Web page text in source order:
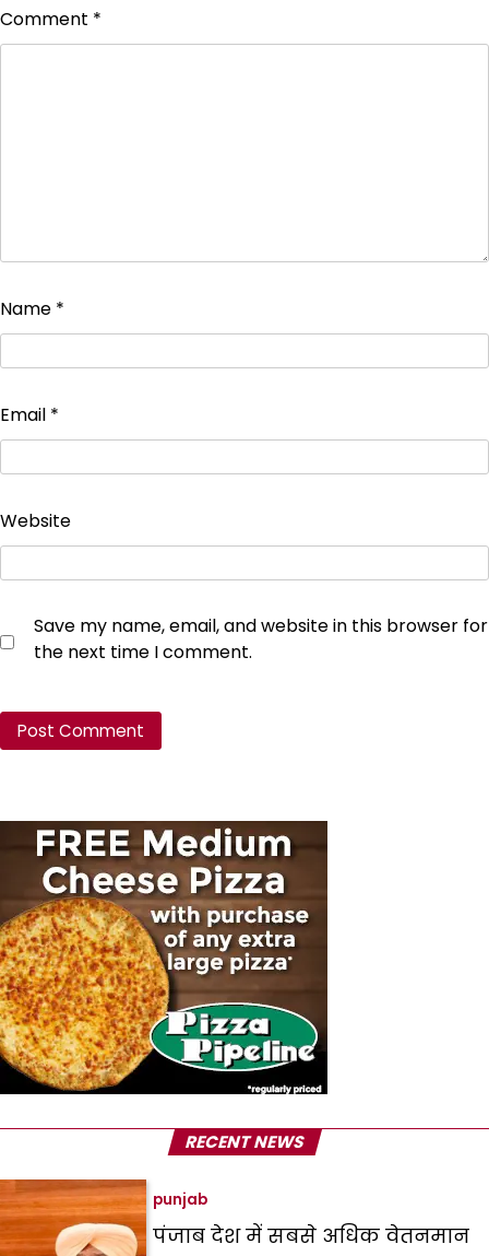
Comment *
Name *
Email *
Website
Save my name, email, and website in this browser for
the next time I comment.
RECENT NEWS
punjab
पंजाब देश में सबसे अधिक वेतनमान